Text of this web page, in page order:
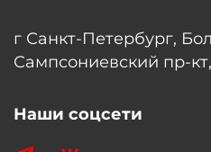
г Санкт-Петербург,
Сампсониевский пр-
Наши соцсети